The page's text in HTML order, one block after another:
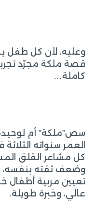
وعليه، لأن كل طفل
قصة ملكة مجرّد
كاملة…
سص”ملكة” أم
العمر سنواته
كل مشاعر القلق
وضعف ثقته بنفسه،
تعيين مربية أطفال
عالي، وخبرة طويلة.